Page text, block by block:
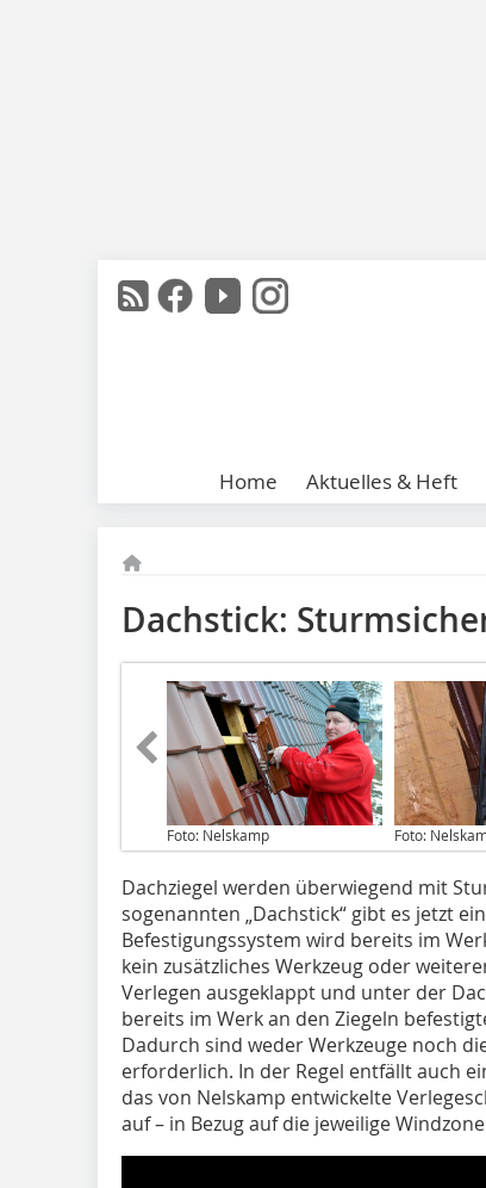
Home Aktuelles & Heft
Dachstick:
Foto: Nelskamp Foto:
Dachziegel werden überwiegend mit
sogenannten „Dachstick“ gibt es jetzt
Befestigungssystem wird bereits im
kein zusätzliches Werkzeug oder
Verlegen ausgeklappt und unter der
bereits im Werk an den Ziegeln
Dadurch sind weder Werkzeuge noch
erforderlich. In der Regel entfällt auch
das von Nelskamp entwickelte
auf – in Bezug auf die jeweilige